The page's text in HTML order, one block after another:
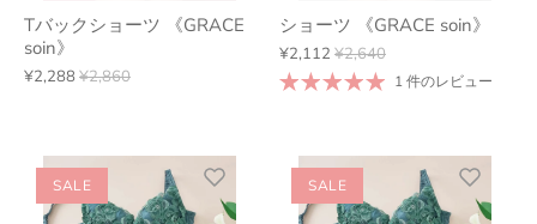
Tバックショーツ 《GRACE
soin》
¥2,288¥2,860
ショーツ 《GRACE soin》
¥2,112 ¥2,640
1 件のレビュー
SALE SALE